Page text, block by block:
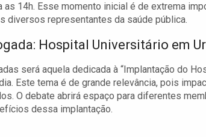
as 14h. Esse momento inicial é de extrema
diversos representantes da saúde pública.
Hospital Universitário em
será aquela dedicada à “Implantação do
Este tema é de grande relevância, pois
O debate abrirá espaço para diferentes
dessa implantação.